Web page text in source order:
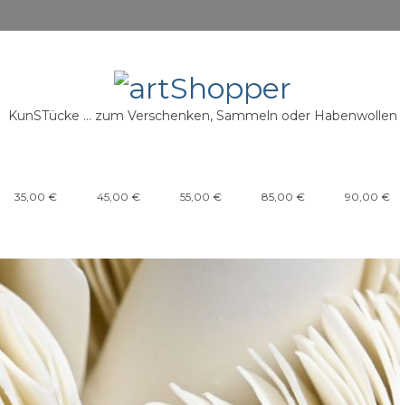
KunSTücke … zum Verschenken, Sammeln oder Habenwollen
35,00 € 45,00 € 55,00 € 85,00 € 90,00 €
Ossouli
Schneider